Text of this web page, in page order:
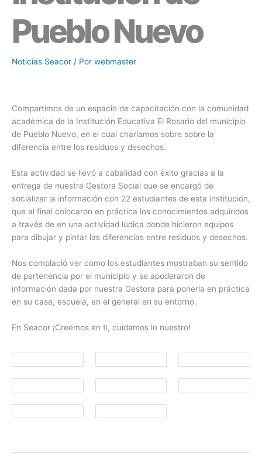
Pueblo Nuevo
Noticias Seacor / Por webmaster
Compartimos de un espacio de capacitación con la comunidad
académica de la Institución Educativa El Rosario del municipio
de Pueblo Nuevo, en el cual charlamos sobre sobre la
diferencia entre los residuos y desechos.
Esta actividad se llevó a cabalidad con éxito gracias a la
entrega de nuestra Gestora Social que se encargó de
socializar la información con 22 estudiantes de esta institución,
que al final colocaron en práctica los conocimientos adquiridos
a través de en una actividad lúdica donde hicieron equipos
para dibujar y pintar las diferencias entre residuos y desechos.
Nos complació ver como los estudiantes mostraban su sentido
de pertenencia por el municipio y se apoderaron de
información dada por nuestra Gestora para ponerla en práctica
en su casa, escuela, en el general en su entorno.
En Seacor ¡Creemos en ti, cuidamos lo nuestro!